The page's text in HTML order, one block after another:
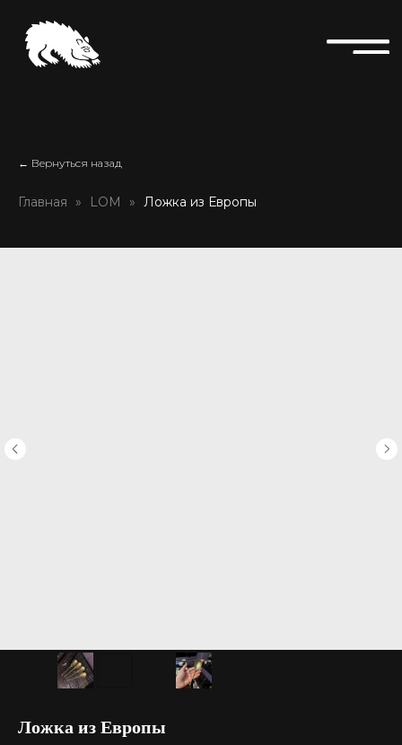
← Вернуться назад
Главная LOM Ложка из Европы
Ложка из Европы